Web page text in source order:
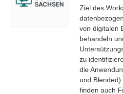
Ziel des
von digitalen
behandeln
zu
die
und
finden auch